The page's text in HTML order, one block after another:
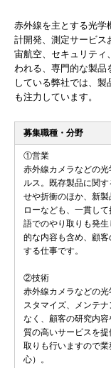
赤外線を主とする光学
計開発、測定サービス
宙航空、セキュリティ
われる、専門的な製品
している弊社では、
も注力しています。
募集職種・分野
①営業
赤外線カメラなどの
ルス。既存製品に関
せや折衝のほか、新
ローなども、一貫し
語でのやり取りも発
的な内容も含め、顧
する仕事です。
②技術
赤外線カメラなどの
スタマイズ、メンテ
なく、顧客の研究内
質の高いサービスを
取りも行いますので
心）。